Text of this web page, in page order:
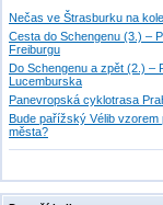
Nečas ve Štrasburku na kole
Cesta do Schengenu (3.) –
Freiburgu
Do Schengenu a zpět (2.) –
Lucemburska
Panevropská cyklotrasa
Bude pařížský Vélib
města?